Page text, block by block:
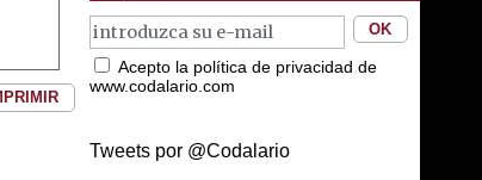
Acepto la política de privacidad de
www.codalario.com
Tweets por @Codalario